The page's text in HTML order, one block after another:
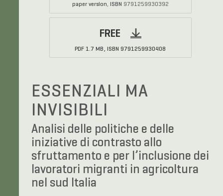
paper version, ISBN 9791259930392
FREE
PDF 1.7 MB,ISBN 9791259930408
ESSENZIALI MA
INVISIBILI
Analisi delle politiche e delle
iniziative di contrasto allo
sfruttamento e per l’inclusione dei
lavoratori migranti in agricoltura
nel sud Italia